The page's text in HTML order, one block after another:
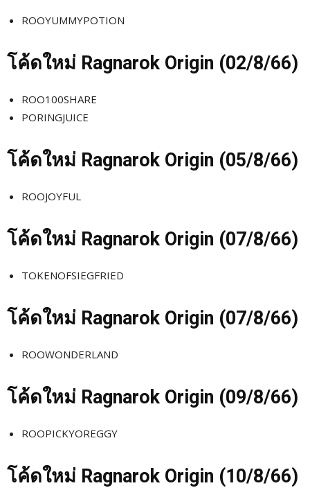
ROOYUMMYPOTION
โค้ดใหม่ Ragnarok Origin (02/8/66)
ROO100SHARE
PORINGJUICE
โค้ดใหม่ Ragnarok Origin (05/8/66)
ROOJOYFUL
โค้ดใหม่ Ragnarok Origin (07/8/66)
TOKENOFSIEGFRIED
โค้ดใหม่ Ragnarok Origin (07/8/66)
ROOWONDERLAND
โค้ดใหม่ Ragnarok Origin (09/8/66)
ROOPICKYOREGGY
โค้ดใหม่ Ragnarok Origin (10/8/66)